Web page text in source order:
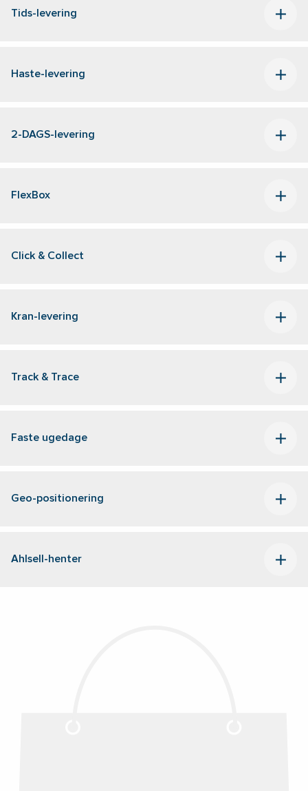
Tids-levering
Haste-levering
2-DAGS-levering
FlexBox
Click & Collect
Kran-levering
Track & Trace
Faste ugedage
Geo-positionering
Ahlsell-henter